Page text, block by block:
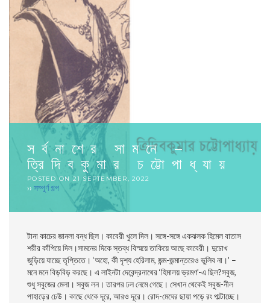
সর্বনাশের সামনে –
ত্রিদিবকুমার চট্টোপাধ্যায়
POSTED ON21 SEPTEMBER, 2022
›› সম্পুর্ণ গল্প
টানা কাচের জানলা বন্ধ ছিল। কাবেরী খুলে দিল। সঙ্গে-সঙ্গে একঝলক হিমেল বাতাস
শরীর কাঁপিয়ে দিল।সামনের দিকে স্তব্ধ বিস্ময়ে তাকিয়ে আছে কাবেরী। দুচোখ
জুড়িয়ে যাচ্ছে তৃপ্তিতে। ‘অহাে, কী দৃশ্য হেরিলাম, জন্ম-জন্মান্তরেও ভুলিব না।’ –
মনে মনে বিড়বিড় করছে। এ লাইনটা দেবেন্দ্রনাথের ‘হিমালয় ভ্রমণ’-এ ছিল?সবুজ,
শুধু সবুজের মেলা। সবুজ লন। তারপর ঢল নেমে গেছে। সেখান থেকেই সবুজ-নীল
পাহাড়ের ঢেউ। কাছে থেকে দূরে, আরও দূরে। রােদ-মেঘের ছায়া পড়ে রং পাল্টাচ্ছে।